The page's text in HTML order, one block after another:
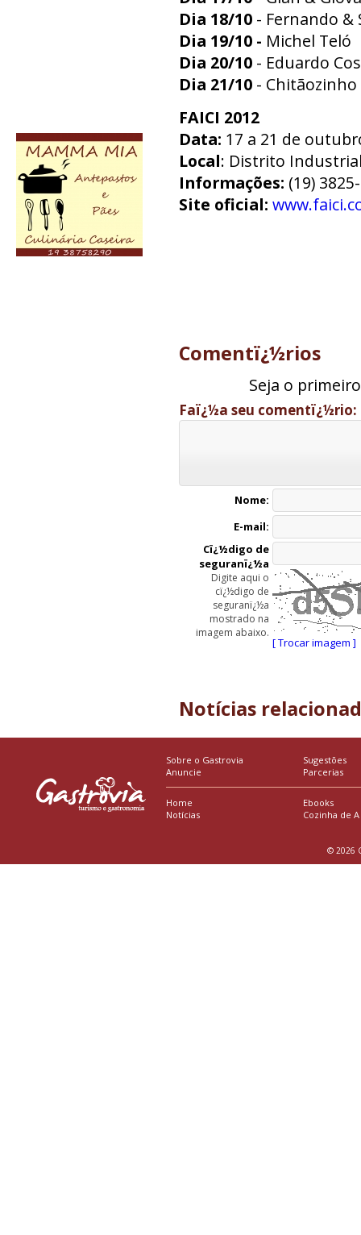
Dia 18/10 - Fernando &
Dia 19/10 - Michel Teló
Dia 20/10 - Eduardo
Dia 21/10 -
FAICI 2012
Data: 17 a 21 de
Local: Distrito
Informações: (19)
Site oficial:
Comentï¿½rios
Seja o
Faï¿½a seu comentï¿½rio:
Nome:
E-mail:
Cï¿½digo de
seguranï¿½a
Digite aqui o
cï¿½digo de
seguranï¿½a
mostrado na
imagem abaixo.
[ Trocar imagem ]
Notícias
Sobre o Gastrovia
Anuncie
Sugestões
Parcerias
Home
Notícias
Ebooks
Cozinha de A
© 2026